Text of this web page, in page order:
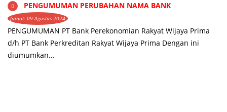
PENGUMUMAN PERUBAHAN NAMA BANK
Jumat: 09 Agustus 2024
PENGUMUMAN PT Bank Perekonomian Rakyat Wijaya Prima
d/h PT Bank Perkreditan Rakyat Wijaya Prima Dengan ini
diumumkan...